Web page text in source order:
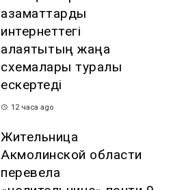
азаматтарды
интернеттегі
алаяқтықтың жаңа
схемалары туралы
ескертеді
12 часа ago
Жительница
Акмолинской области
перевела